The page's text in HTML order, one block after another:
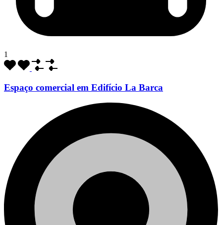
1
Espaço comercial em Edifício La Barca